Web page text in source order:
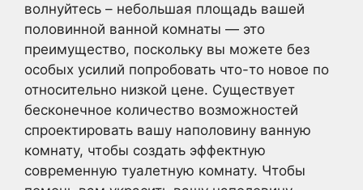
волнуйтесь – небольшая площадь вашей
половинной ванной комнаты — это
преимущество, поскольку вы можете без
особых усилий попробовать что-то новое по
относительно низкой цене. Существует
бесконечное количество возможностей
спроектировать вашу наполовину ванную
комнату, чтобы создать эффектную
современную туалетную комнату. Чтобы